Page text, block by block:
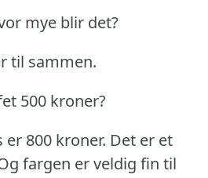
mye blir det?
til sammen.
500 kroner?
er 800 kroner. Det er et
fargen er veldig fin til